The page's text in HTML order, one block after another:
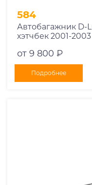
584
Автобагажник D-
хэтчбек 2001-
от 9 800 ₽
Подробнее